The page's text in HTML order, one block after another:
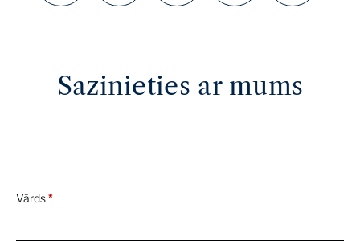
Sazinieties ar mums
Vārds*